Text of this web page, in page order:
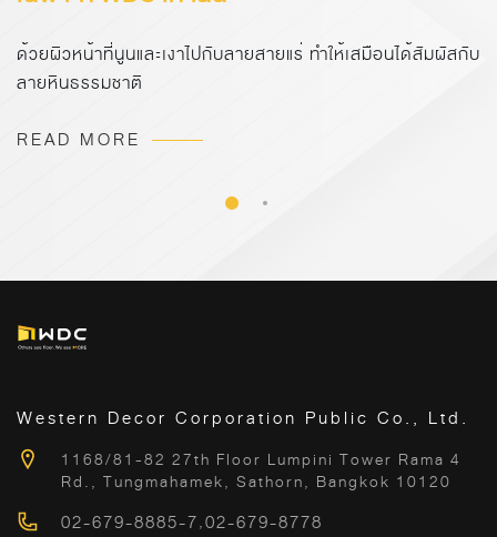
ด้วยผิวหน้าที่นูนและเงาไปกับลายสายแร่ ทำให้เสมือนได้สัมผัสกับ
ลายหินธรรมชาติ
READ MORE
Western Decor Corporation Public Co., Ltd.
1168/81-82 27th Floor Lumpini Tower Rama 4
Rd., Tungmahamek, Sathorn, Bangkok 10120
02-679-8885-7,02-679-8778